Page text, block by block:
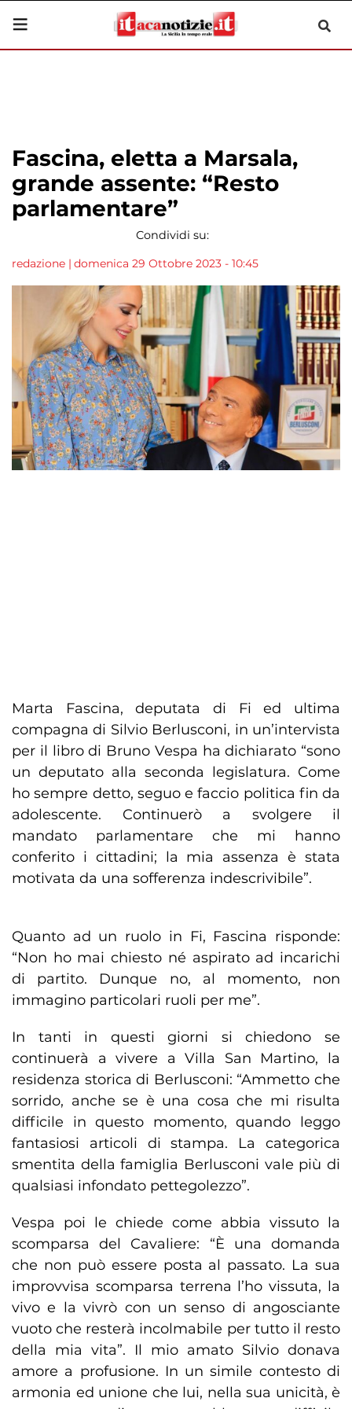
Fascina, eletta a Marsala,
grande assente: “Resto
parlamentare”
Condividi su:
redazione | domenica 29 Ottobre 2023 - 10:45
Marta Fascina, deputata di Fi ed ultima
compagna di Silvio Berlusconi, in un’intervista
per il libro di Bruno Vespa ha dichiarato “sono
un deputato alla seconda legislatura. Come
ho sempre detto, seguo e faccio politica fin da
adolescente. Continuerò a svolgere il
mandato parlamentare che mi hanno
conferito i cittadini; la mia assenza è stata
motivata da una sofferenza indescrivibile”.
Quanto ad un ruolo in Fi, Fascina risponde:
“Non ho mai chiesto né aspirato ad incarichi
di partito. Dunque no, al momento, non
immagino particolari ruoli per me”.
In tanti in questi giorni si chiedono se
continuerà a vivere a Villa San Martino, la
residenza storica di Berlusconi: “Ammetto che
sorrido, anche se è una cosa che mi risulta
difficile in questo momento, quando leggo
fantasiosi articoli di stampa. La categorica
smentita della famiglia Berlusconi vale più di
qualsiasi infondato pettegolezzo”.
Vespa poi le chiede come abbia vissuto la
scomparsa del Cavaliere: “È una domanda
che non può essere posta al passato. La sua
improvvisa scomparsa terrena l’ho vissuta, la
vivo e la vivrò con un senso di angosciante
vuoto che resterà incolmabile per tutto il resto
della mia vita”. Il mio amato Silvio donava
amore a profusione. In un simile contesto di
armonia ed unione che lui, nella sua unicità, è